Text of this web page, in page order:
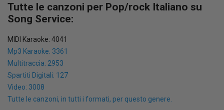
Tutte le canzoni per Pop/rock Italiano su
Song Service:
MIDI Karaoke: 4041
Mp3 Karaoke: 3361
Multitraccia: 2953
Spartiti Digitali: 127
Video: 3008
Tutte le canzoni, in tutti i formati, per questo genere.